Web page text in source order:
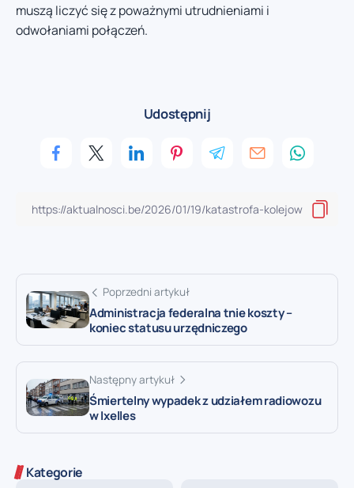
muszą liczyć się z poważnymi utrudnieniami i
odwołaniami połączeń.
Udostępnij
Poprzedni artykuł
Administracja federalna tnie koszty –
koniec statusu urzędniczego
Następny artykuł
Śmiertelny wypadek z udziałem radiowozu
w Ixelles
Kategorie